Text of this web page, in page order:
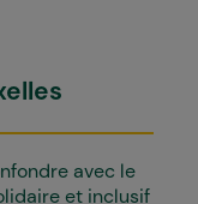
avec le
et inclusif